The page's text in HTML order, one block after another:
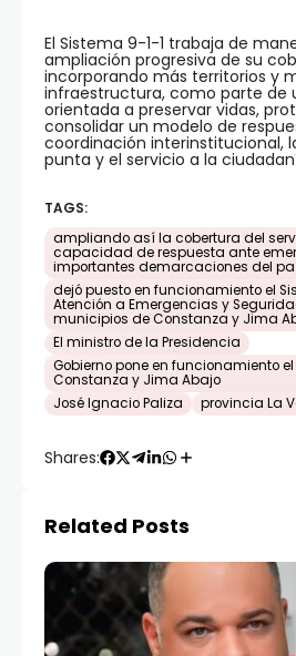
El Sistema 9-1-1 trabaja de
ampliación progresiva de su
incorporando más territorios y
infraestructura, como parte de
orientada a preservar vidas,
consolidar un modelo de
coordinación interinstitucional,
punta y el servicio a la
TAGS:
ampliando así la cobertura del
capacidad de respuesta ante
importantes demarcaciones del
dejó puesto en funcionamiento el
Atención a Emergencias y
municipios de Constanza y Jima
El ministro de la Presidencia
Gobierno pone en funcionamiento
Constanza y Jima Abajo
José Ignacio Paliza
provincia La
Shares:
Related Posts